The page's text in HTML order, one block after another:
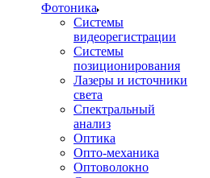
Фотоника
Cистемы
видеорегистрации
Системы
позиционирования
Лазеры и источники
света
Спектральный
анализ
Оптика
Опто-механика
Оптоволокно